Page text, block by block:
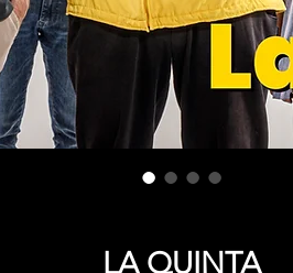
LA QUINTA